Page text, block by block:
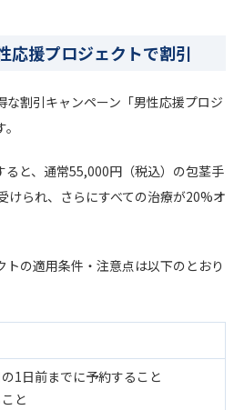
応援プロジェクトで割引
な割引キャンペーン「男性応援プロジ
ると、通常55,000円（税込）の包茎手
けられ、さらにすべての治療が20%オ
トの適用条件・注意点は以下のとおり
1日前までに予約すること
と